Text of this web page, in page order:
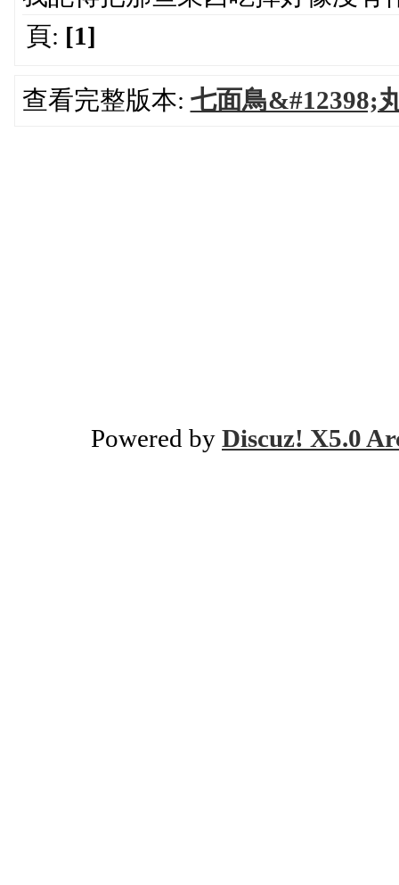
頁: [1]
查看完整版本: 七面鳥&#12398;
Powered by Discuz! X5.0